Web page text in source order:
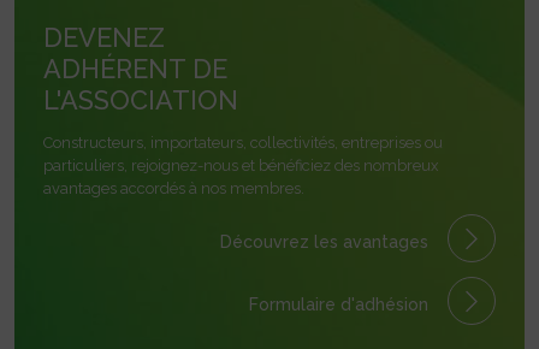
DEVENEZ
ADHÉRENT DE
L'ASSOCIATION
Constructeurs, importateurs, collectivités, entreprises ou
particuliers, rejoignez-nous et bénéficiez des nombreux
avantages accordés à nos membres.
Découvrez les avantages
Formulaire d'adhésion